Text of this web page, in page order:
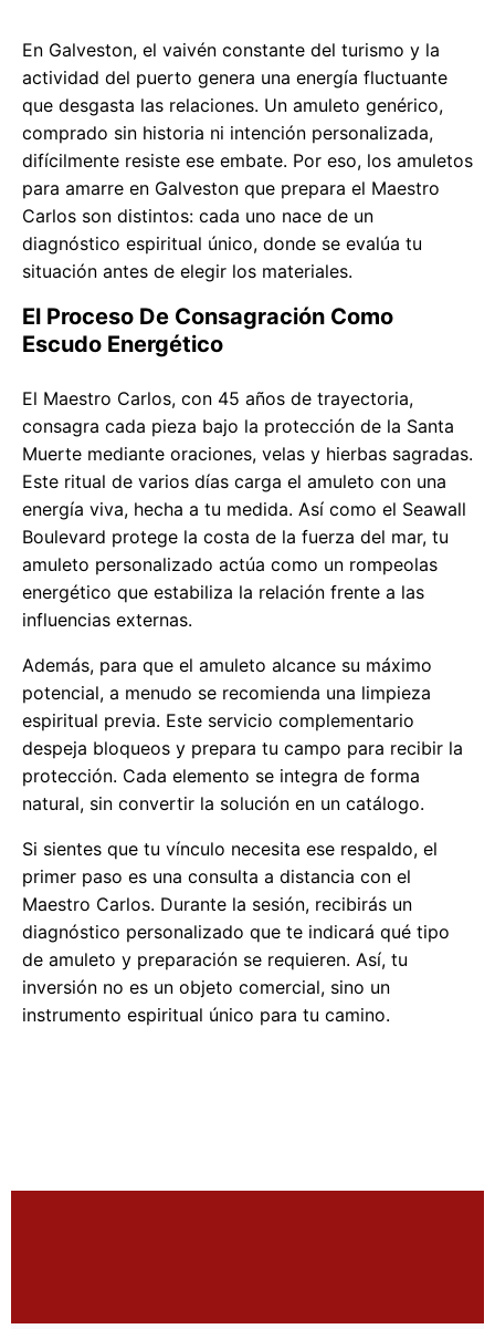
En Galveston, el vaivén constante del turismo y la
actividad del puerto genera una energía fluctuante
que desgasta las relaciones. Un amuleto genérico,
comprado sin historia ni intención personalizada,
difícilmente resiste ese embate. Por eso, los amuletos
para amarre en Galveston que prepara el Maestro
Carlos son distintos: cada uno nace de un
diagnóstico espiritual único, donde se evalúa tu
situación antes de elegir los materiales.
El Proceso De Consagración Como
Escudo Energético
El Maestro Carlos, con 45 años de trayectoria,
consagra cada pieza bajo la protección de la Santa
Muerte mediante oraciones, velas y hierbas sagradas.
Este ritual de varios días carga el amuleto con una
energía viva, hecha a tu medida. Así como el Seawall
Boulevard protege la costa de la fuerza del mar, tu
amuleto personalizado actúa como un rompeolas
energético que estabiliza la relación frente a las
influencias externas.
Además, para que el amuleto alcance su máximo
potencial, a menudo se recomienda una limpieza
espiritual previa. Este servicio complementario
despeja bloqueos y prepara tu campo para recibir la
protección. Cada elemento se integra de forma
natural, sin convertir la solución en un catálogo.
Si sientes que tu vínculo necesita ese respaldo, el
primer paso es una consulta a distancia con el
Maestro Carlos. Durante la sesión, recibirás un
diagnóstico personalizado que te indicará qué tipo
de amuleto y preparación se requieren. Así, tu
inversión no es un objeto comercial, sino un
instrumento espiritual único para tu camino.